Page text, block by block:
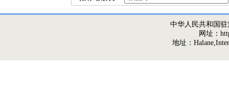
中华人民共和国
网址：
地址：